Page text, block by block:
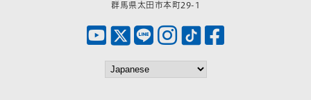
群馬県太田市本町29-1